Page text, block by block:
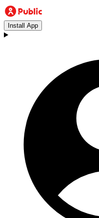
Install App